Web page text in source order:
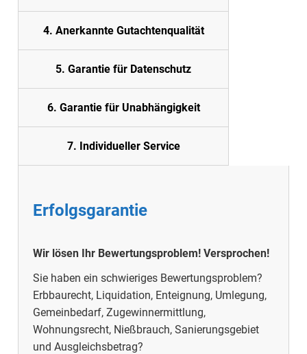
4. Anerkannte Gutachtenqualität
5. Garantie für Datenschutz
6. Garantie für Unabhängigkeit
7. Individueller Service
Erfolgsgarantie
Wir lösen Ihr Bewertungsproblem! Versprochen!
Sie haben ein schwieriges Bewertungsproblem?
Erbbaurecht, Liquidation, Enteignung, Umlegung,
Gemeinbedarf, Zugewinnermittlung,
Wohnungsrecht, Nießbrauch, Sanierungsgebiet
und Ausgleichsbetrag?